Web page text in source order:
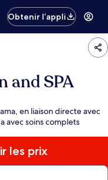
Obtenir l’appli
and SPA
en liaison directe avec
avec soins complets
les prix